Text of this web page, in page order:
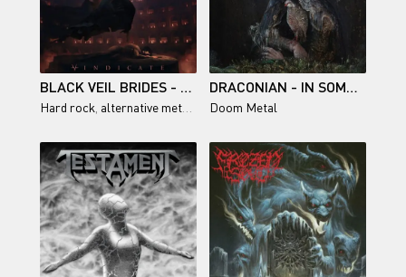
BLACK VEIL BRIDES - VINDICATE
Hard rock alternative metal glam metal,gothic metal
DRACONIAN - IN SOMNOLENT RUIN
Doom Metal